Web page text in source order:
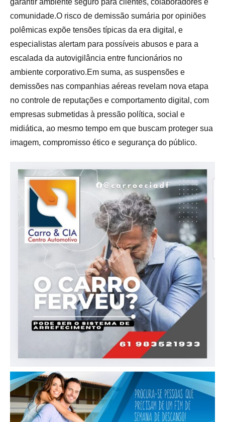
comunidade.O risco de demissão sumária por opiniões
polêmicas expõe tensões típicas da era digital, e
especialistas alertam para possíveis abusos e para a
escalada da autovigilância entre funcionários no
ambiente corporativo.Em suma, as suspensões e
demissões nas companhias aéreas revelam nova etapa
no controle de reputações e comportamento digital, com
empresas submetidas à pressão política, social e
midiática, ao mesmo tempo em que buscam proteger sua
imagem, compromisso ético e segurança do público.